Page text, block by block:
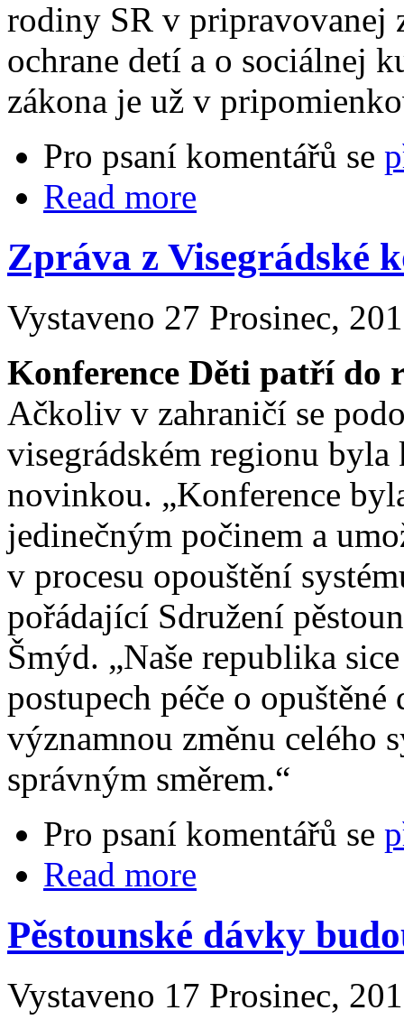
rodiny SR v pripravovanej
ochrane detí a o sociálnej
zákona je už v
Pro psaní komentářů se
Read more
Zpráva z Visegrádské
Vystaveno 27 Prosinec,
Konference Děti patří do
Ačkoliv v zahraničí se
visegrádském regionu byla
novinkou. „Konference
jedinečným počinem a
v procesu opouštění
pořádající Sdružení
Šmýd. „Naše republika
postupech péče o
významnou změnu celého
správným směrem.“
Pro psaní komentářů se
Read more
Pěstounské dávky
Vystaveno 17 Prosinec,